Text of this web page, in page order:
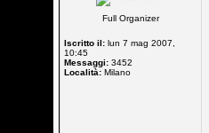
Full Organizer
Iscritto il: lun 7 mag 2007,
10:45
Messaggi: 3452
Località: Milano